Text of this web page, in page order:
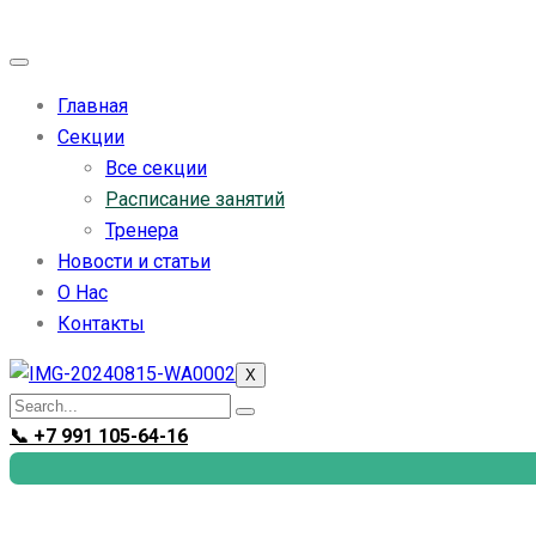
Главная
Секции
Все секции
Расписание занятий
Тренера
Новости и статьи
О Нас
Контакты
X
📞 +7 991 105-64-16